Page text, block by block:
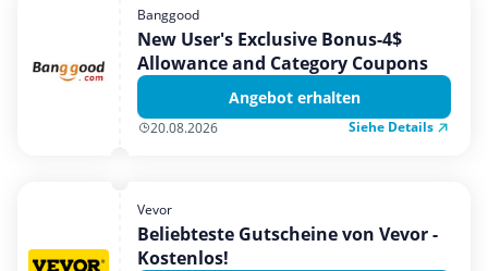
Banggood
New User's Exclusive Bonus-4$
Allowance and Category Coupons
Angebot erhalten
20.08.2026 Siehe Details
Vevor
Beliebteste Gutscheine von Vevor -
Kostenlos!